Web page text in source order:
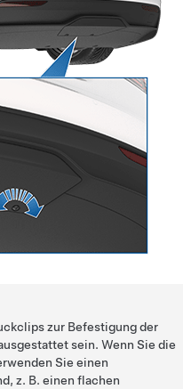
zur Befestigung der
sein. Wenn Sie die
Sie einen
z. B. einen flachen